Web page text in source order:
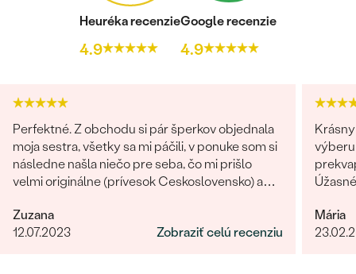
Heuréka recenzie
4.9
Google recenzie
4.9
Perfektné. Z obchodu si pár šperkov objednala
moja sestra, všetky sa mi páčili, v ponuke som si
následne našla niečo pre seba, čo mi prišlo
velmi originálne (prívesok Ceskoslovensko) a
komunikácia a doručenie tovaru na 1 s ⭐️.
Obchod a tovar odporúčam, kto hladá šperk,
Zuzana
12.07.2023
Zobraziť celú recenziu
výberu
Mária